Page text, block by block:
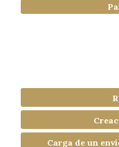
Carga de un